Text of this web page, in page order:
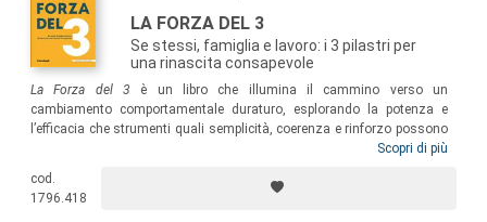
LA FORZA DEL 3
Se stessi, famiglia e lavoro: i 3 pilastri per
una rinascita consapevole
La Forza del 3 è un libro che illumina il cammino verso un
cambiamento comportamentale duraturo, esplorando la potenza e
l’efficacia che strumenti quali semplicità, coerenza e rinforzo possono
avere nella nostra vita quotidiana. Un libro guida per tutti coloro che
cambiamenti possono portare a grandi trasformazioni. Immergiamoci,
allora, in questa lettura e scopriamo come equilibrare gli aspetti
Scopri di più
cod.
1796.418